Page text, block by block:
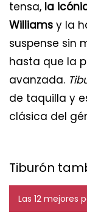
tensa, la
Williams y la
suspense sin
hasta que la
avanzada.
de taquilla y
clásica del
Tiburón
Las 12 mejores